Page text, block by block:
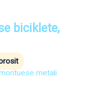
biciklete,